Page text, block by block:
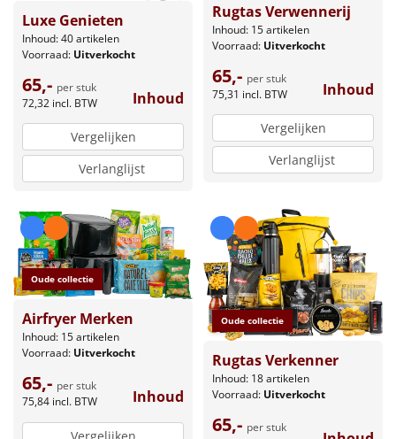
Luxe Genieten
Inhoud: 40 artikelen
Voorraad: Uitverkocht
65,- per stuk
72,32 incl. BTW Inhoud
Vergelijken
Verlanglijst
Rugtas Verwennerij
Inhoud: 15 artikelen
Voorraad: Uitverkocht
65,- per stuk
75,31 incl. BTW Inhoud
Vergelijken
Verlanglijst
Oude collectie
Airfryer Merken
Inhoud: 15 artikelen
Voorraad: Uitverkocht
65,- per stuk
75,84 incl. BTW Inhoud
Oude collectie
Rugtas Verkenner
Inhoud: 18 artikelen
Voorraad: Uitverkocht
65,- per stuk